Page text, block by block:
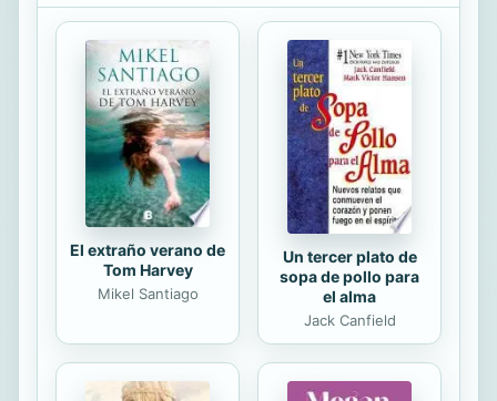
actividades delictivas: narcotráfico,
corrupción política, reciclaje de
residuos? Revisión de sus guerras
internas más destacadas. Breve
historia de la Camorra sigue un
criterio cronológico, dedicando los
primeros capítulos a las
generalidades y los...
El extraño verano de
Tom Harvey
Mikel Santiago
Un tercer plato de
sopa de pollo para
el alma
Jack Canfield